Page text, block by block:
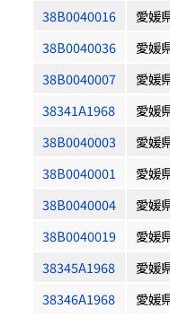
38B0040016
愛媛
38B0040036
愛媛
38B0040007
愛媛
38341A1968
愛媛
38B0040003
愛媛
38B0040001
愛媛
38B0040004
愛媛
38B0040019
愛媛
38345A1968
愛媛
38346A1968
愛媛